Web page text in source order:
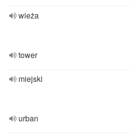
wieża
tower
miejski
urban